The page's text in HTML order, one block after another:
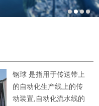
钢球 是指用于传送带上
的自动化生产线上的传
动装置,自动化流水线的